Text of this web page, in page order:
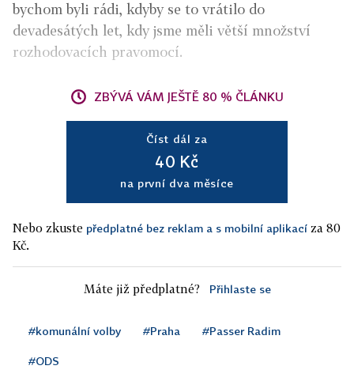
bychom byli rádi, kdyby se to vrátilo do
devadesátých let, kdy jsme měli větší množství
rozhodovacích pravomocí.
ZBÝVÁ VÁM JEŠTĚ 80 % ČLÁNKU
Číst dál za
40 Kč
na první dva měsíce
Nebo zkuste předplatné bez reklam a s mobilní aplikací za 80
Kč.
Máte již předplatné? Přihlaste se
#komunální volby #Praha #Passer Radim
#ODS